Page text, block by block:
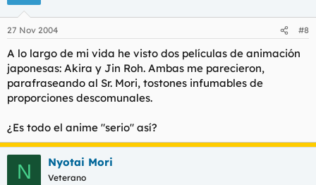
27 Nov 2004 #8
A lo largo de mi vida he visto dos películas de animación
japonesas: Akira y Jin Roh. Ambas me parecieron,
parafraseando al Sr. Mori, tostones infumables de
proporciones descomunales.
¿Es todo el anime "serio" así?
N Nyotai Mori
Veterano